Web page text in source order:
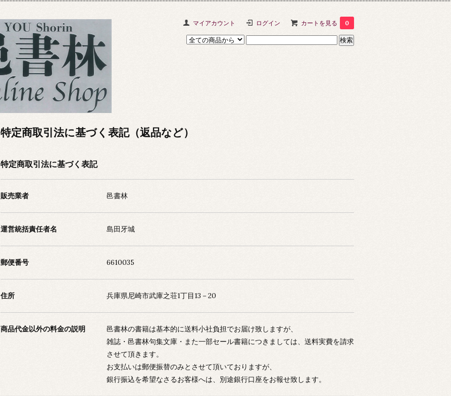
マイアカウント ログイン カートを見る 0
特定商取引法に基づく表記（返品など）
特定商取引法に基づく表記
販売業者 邑書林
運営統括責任者名 島田牙城
郵便番号 6610035
住所 兵庫県尼崎市武庫之荘1丁目13－20
商品代金以外の料金の説明
邑書林の書籍は基本的に送料小社負担でお届け致しますが、
雑誌・邑書林句集文庫・また一部セール書籍につきましては、送料実費を請求
させて頂きます。
お支払いは郵便振替のみとさせて頂いておりますが、
銀行振込を希望なさるお客様へは、別途銀行口座をお報せ致します。